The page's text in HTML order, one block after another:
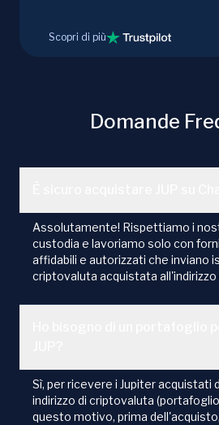
Scopri di più
Domande
Assolutamente! Rispettiamo i
custodia e lavoriamo solo con
affidabili e autorizzati che inviano
criptovaluta acquistata
Sì, per ricevere i Jupiter acquistati
indirizzo di criptovaluta
questo motivo, prima